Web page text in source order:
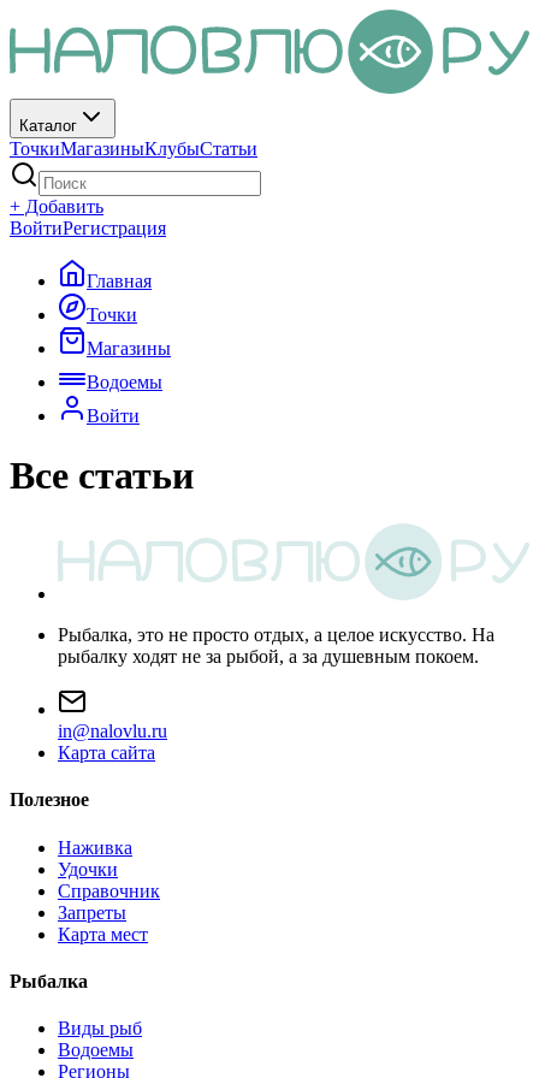
Каталог
ТочкиМагазиныКлубыСтатьи
+ Добавить
ВойтиРегистрация
Главная
Точки
Магазины
Водоемы
Войти
Все статьи
Рыбалка, это не просто отдых, а целое искусство. На
рыбалку ходят не за рыбой, а за душевным покоем.
in@nalovlu.ru
Карта сайта
Полезное
Наживка
Удочки
Справочник
Запреты
Карта мест
Рыбалка
Виды рыб
Водоемы
Регионы